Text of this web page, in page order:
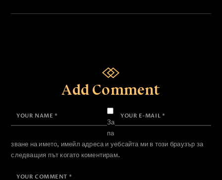
Add Comment
За
па
зване на името, имейл адреса и уебсайта ми в този браузър за
следващия път когато коментирам.